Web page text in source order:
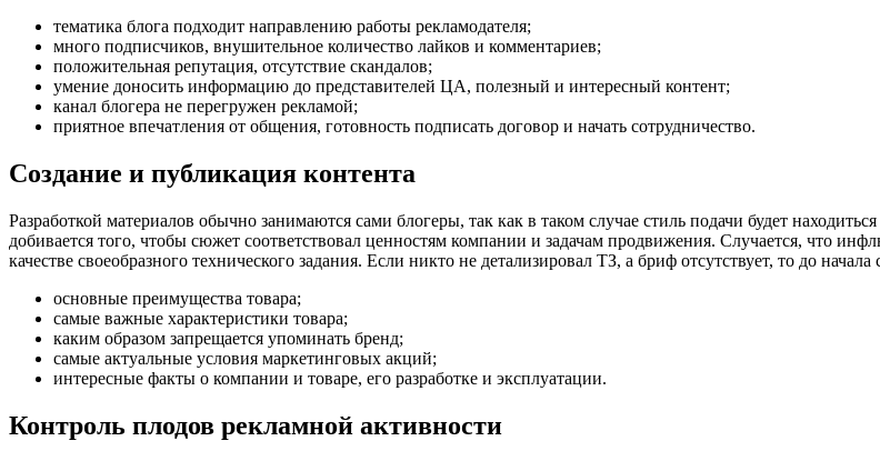
тематика блога подходит направлению работы рекламодателя;
много подписчиков, внушительное количество лайков и комментариев;
положительная репутация, отсутствие скандалов;
умение доносить информацию до представителей ЦА, полезный и интересный контент;
канал блогера не перегружен рекламой;
приятное впечатления от общения, готовность подписать договор и начать сотрудничество.
Создание и публикация контента
Разработкой материалов обычно занимаются сами блогеры, так как в таком случае стиль подачи будет
добивается того, чтобы сюжет соответствовал ценностям компании и задачам продвижения. Случается, что
качестве своеобразного технического задания. Если никто не детализировал ТЗ, а бриф отсутствует, то до
основные преимущества товара;
самые важные характеристики товара;
каким образом запрещается упоминать бренд;
самые актуальные условия маркетинговых акций;
интересные факты о компании и товаре, его разработке и эксплуатации.
Контроль плодов рекламной активности